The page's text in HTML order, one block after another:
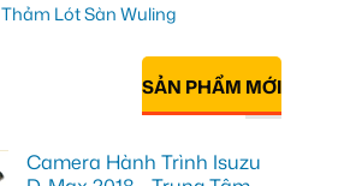
Thảm Lót Sàn Wuling
SẢN PHẨM MỚI
Camera Hành Trình Isuzu